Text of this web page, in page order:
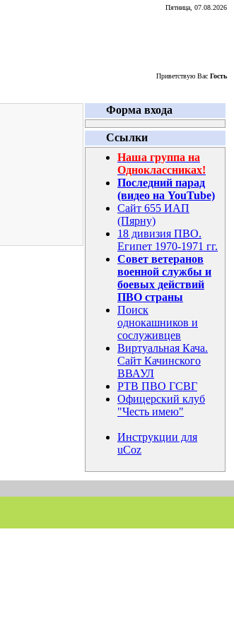
Пятница, 07.08.2026
Приветствую Вас Гость
Форма входа
Ссылки
Наша группа на
Одноклассниках!
Последний парад
(видео на YouTube)
Сайт 655 ИАП
(Пярну)
18 дивизия ПВО.
Египет 1970-1971 гг.
Совет ветеранов
военной службы и
боевых действий
ПВО страны
Поиск
однокашников и
сослуживцев
Виртуальная Кача.
Сайт Качинского
ВВАУЛ
РТВ ПВО ГСВГ
Офицерский клуб
"Честь имею"
Инструкции для
uCoz